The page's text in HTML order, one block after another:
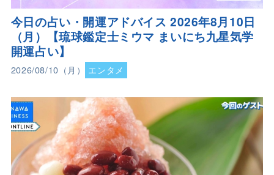
今日の占い・開運アドバイス 2026年8月10日
（月）【琉球鑑定士ミウマ まいにち九星気学
開運占い】
2026/08/10（月） エンタメ